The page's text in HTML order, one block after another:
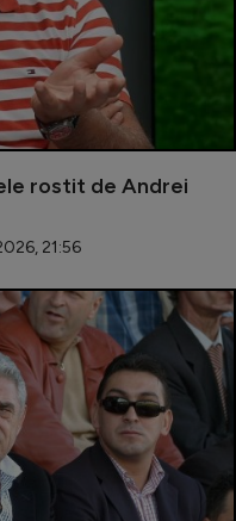
rostit de Andrei
21:56